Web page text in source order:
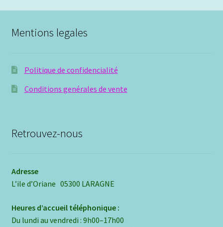
Mentions legales
Politique de confidencialité
Conditions genérales de vente
Retrouvez-nous
Adresse
L’ile d’Oriane 05300 LARAGNE
Heures d’accueil téléphonique :
Du lundi au vendredi : 9h00–17h00